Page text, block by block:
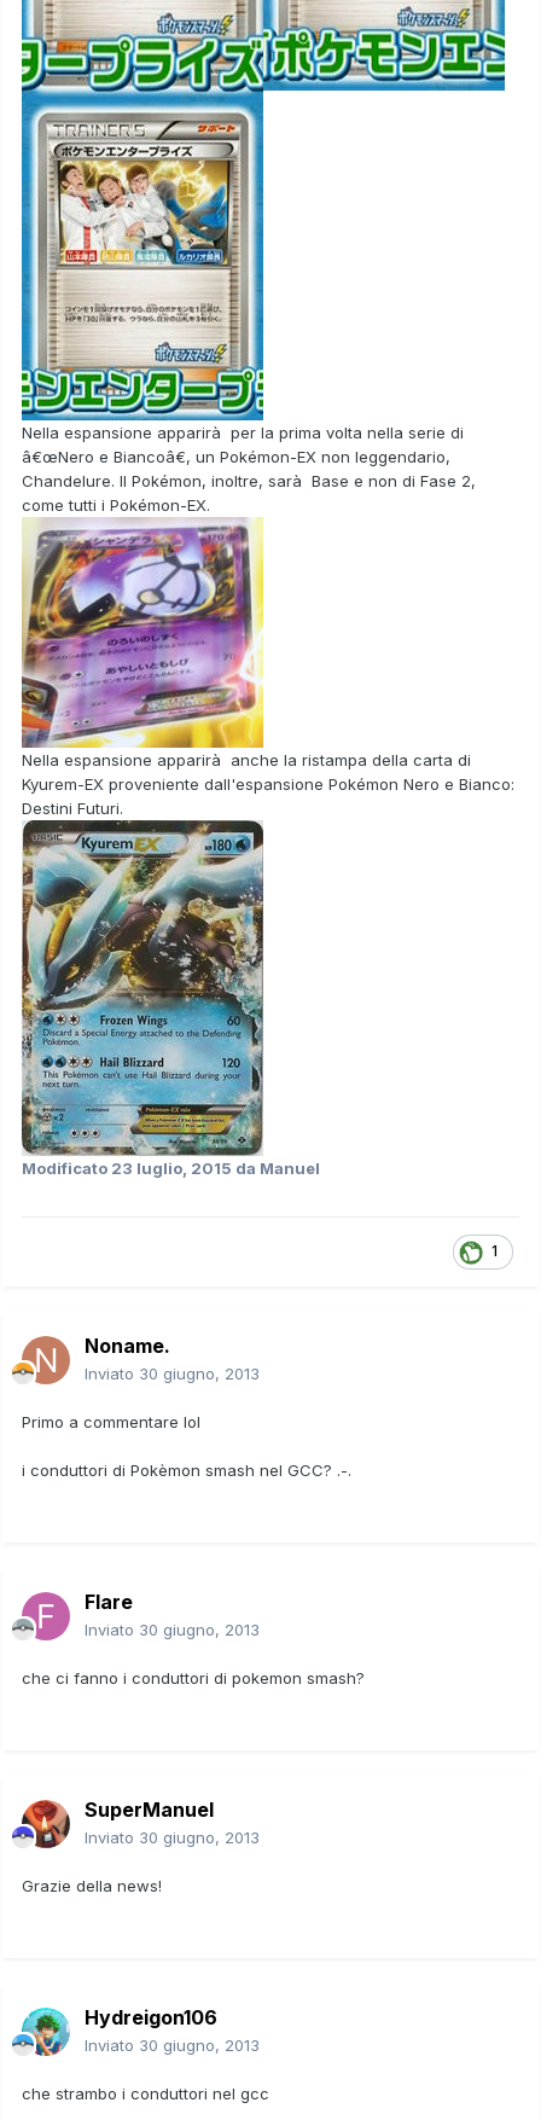
Nella espansione apparirà per la prima volta nella serie di
â€œNero e Biancoâ€, un Pokémon-EX non leggendario,
Chandelure. Il Pokémon, inoltre, sarà Base e non di Fase 2,
come tutti i Pokémon-EX.
Nella espansione apparirà anche la ristampa della carta di
Kyurem-EX proveniente dall'espansione Pokémon Nero e Bianco:
Destini Futuri.
Modificato 23 luglio, 2015 da Manuel
1
Noname.
Inviato 30 giugno, 2013
Primo a commentare lol
i conduttori di Pokèmon smash nel GCC? .-.
Flare
Inviato 30 giugno, 2013
che ci fanno i conduttori di pokemon smash?
SuperManuel
Inviato 30 giugno, 2013
Grazie della news!
Hydreigon106
Inviato 30 giugno, 2013
che strambo i conduttori nel gcc